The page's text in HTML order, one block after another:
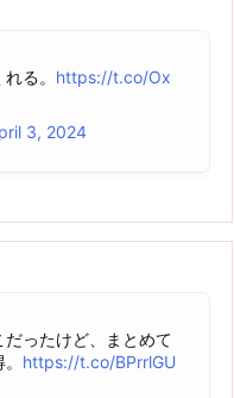
る。 https://t.co/Ox
3, 2024
ったけど、まとめて
https://t.co/BPrrlGU